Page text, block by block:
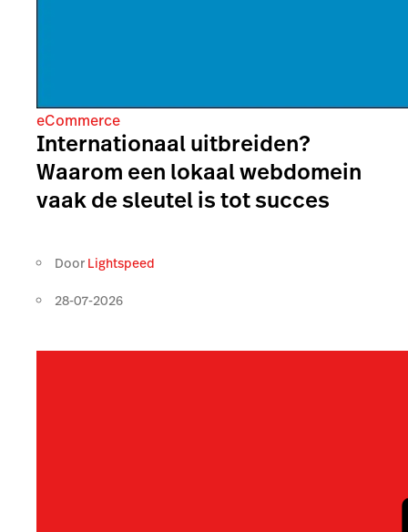
eCommerce
Internationaal uitbreiden?
Waarom een lokaal webdomein
vaak de sleutel is tot succes
Door Lightspeed
28-07-2026